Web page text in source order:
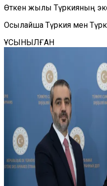
Өткен жылы Түркияның
Осылайша Түркия мен
ҰСЫНЫЛҒАН